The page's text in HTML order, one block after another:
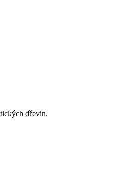
dřevin.